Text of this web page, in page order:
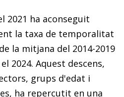
2021 ha aconseguit
la taxa de temporalitat
la mitjana del 2014-2019
2024. Aquest descens,
grups d'edat i
ha repercutit en una